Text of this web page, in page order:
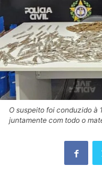
O suspeito foi conduzido à
juntamente com todo o